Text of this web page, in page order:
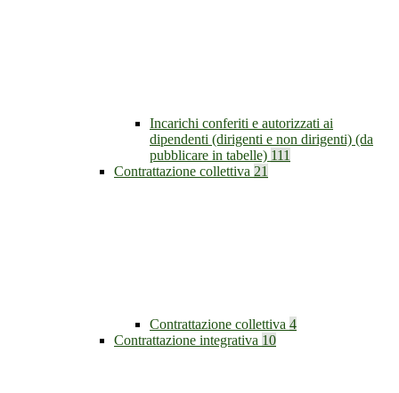
Incarichi conferiti e autorizzati ai
dipendenti (dirigenti e non dirigenti) (da
pubblicare in tabelle) 111
Contrattazione collettiva 21
Contrattazione collettiva 4
Contrattazione integrativa 10